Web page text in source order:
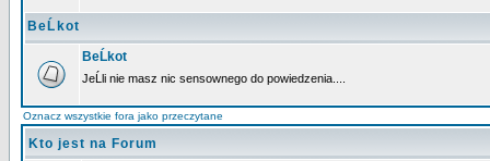
BeĹkot
BeĹkot
JeĹli nie masz nic sensownego do powiedzenia....
Oznacz wszystkie fora jako przeczytane
Kto jest na Forum